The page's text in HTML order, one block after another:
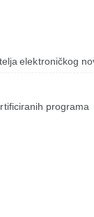
elektroničkog
programa